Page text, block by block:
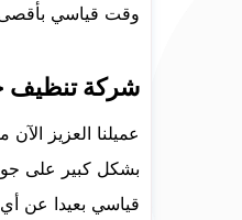
وقت قياسي بأقصى
شركة تنظيف
عميلنا العزيز
بشكل كبير على
قياسي بعيدا عن أي